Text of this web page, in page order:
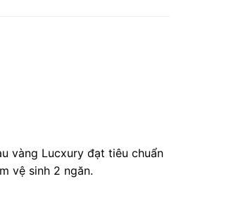
vàng Lucxury đạt tiêu chuẩn
vệ sinh 2 ngăn.